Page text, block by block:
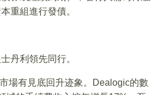
重組進行發債。
丹利領先同行。
場有見底回升迹象。Dealogic的數